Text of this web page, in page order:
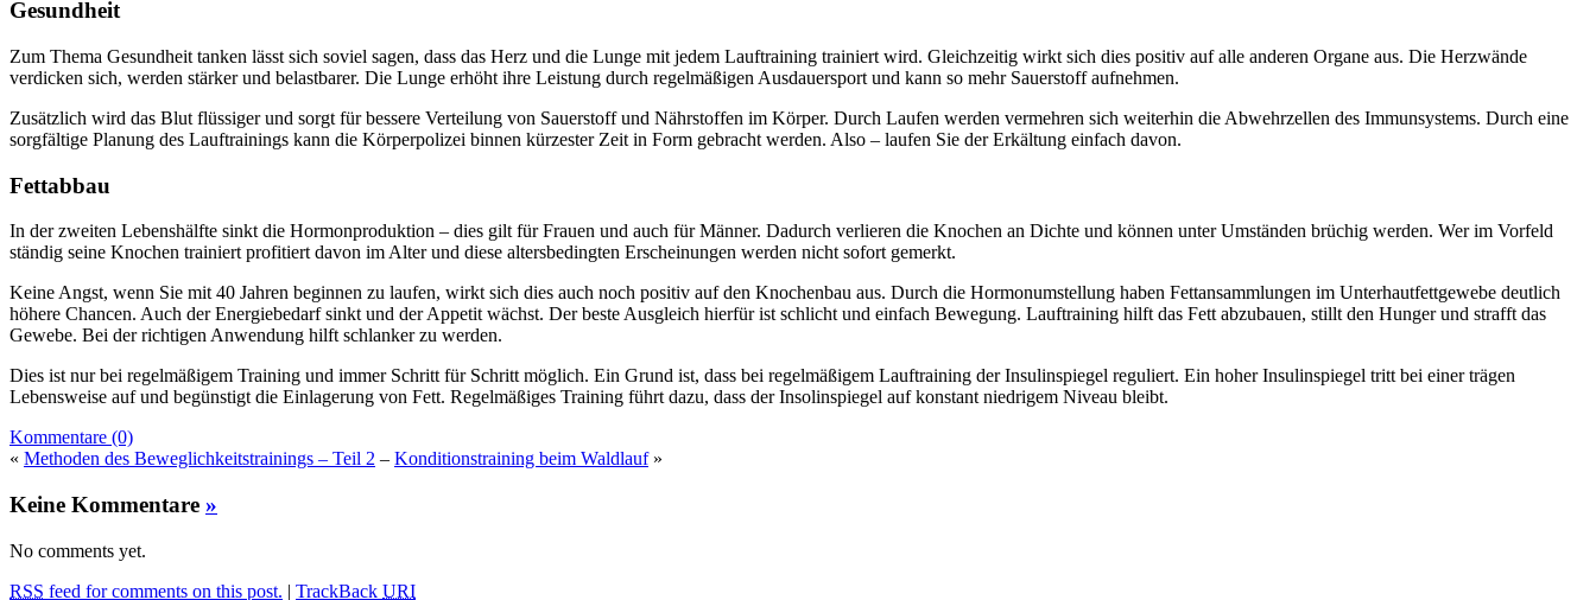
Gesundheit
Zum Thema Gesundheit tanken lässt sich soviel sagen, dass das Herz und die Lunge mit jedem Lauftraining trainiert wird. Gleichzeitig wirkt sich dies positiv auf alle anderen Organe aus. Die Herzwände
verdicken sich, werden stärker und belastbarer. Die Lunge erhöht ihre Leistung durch regelmäßigen Ausdauersport und kann so mehr Sauerstoff aufnehmen.
Zusätzlich wird das Blut flüssiger und sorgt für bessere Verteilung von Sauerstoff und Nährstoffen im Körper. Durch Laufen werden vermehren sich weiterhin die Abwehrzellen des Immunsystems. Durch eine
sorgfältige Planung des Lauftrainings kann die Körperpolizei binnen kürzester Zeit in Form gebracht werden. Also – laufen Sie der Erkältung einfach davon.
Fettabbau
In der zweiten Lebenshälfte sinkt die Hormonproduktion – dies gilt für Frauen und auch für Männer. Dadurch verlieren die Knochen an Dichte und können unter Umständen brüchig werden. Wer im Vorfeld
ständig seine Knochen trainiert profitiert davon im Alter und diese altersbedingten Erscheinungen werden nicht sofort gemerkt.
Keine Angst, wenn Sie mit 40 Jahren beginnen zu laufen, wirkt sich dies auch noch positiv auf den Knochenbau aus. Durch die Hormonumstellung haben Fettansammlungen im Unterhautfettgewebe deutlich
höhere Chancen. Auch der Energiebedarf sinkt und der Appetit wächst. Der beste Ausgleich hierfür ist schlicht und einfach Bewegung. Lauftraining hilft das Fett abzubauen, stillt den Hunger und strafft das
Gewebe. Bei der richtigen Anwendung hilft schlanker zu werden.
Dies ist nur bei regelmäßigem Training und immer Schritt für Schritt möglich. Ein Grund ist, dass bei regelmäßigem Lauftraining der Insulinspiegel reguliert. Ein hoher Insulinspiegel tritt bei einer trägen
Lebensweise auf und begünstigt die Einlagerung von Fett. Regelmäßiges Training führt dazu, dass der Insolinspiegel auf konstant niedrigem Niveau bleibt.
Kommentare (0)
« Methoden des Beweglichkeitstrainings – Teil 2 – Konditionstraining beim Waldlauf»
Keine Kommentare »
No comments yet.
RSS feed for comments on this post. | TrackBack URI